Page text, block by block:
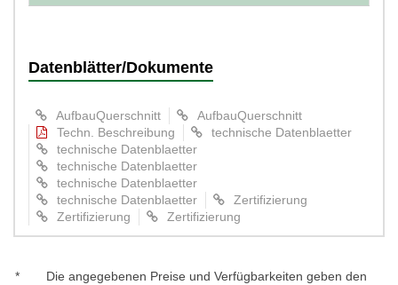
Datenblätter/Dokumente
AufbauQuerschnitt
AufbauQuerschnitt
Techn. Beschreibung
technische Datenblaetter
technische Datenblaetter
technische Datenblaetter
technische Datenblaetter
technische Datenblaetter
Zertifizierung
Zertifizierung
Zertifizierung
*
Die angegebenen Preise und Verfügbarkeiten geben den